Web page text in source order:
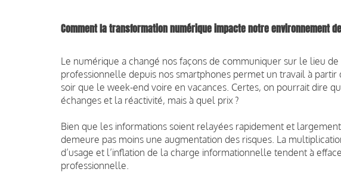
Comment la transformation numérique impacte notre environnement
Le numérique a changé nos façons de communiquer sur le lieu de
professionnelle depuis nos smartphones permet un travail à
soir que le week-end voire en vacances. Certes, on pourrait dire
échanges et la réactivité, mais à quel prix ?
Bien que les informations soient relayées rapidement et
demeure pas moins une augmentation des risques. La
d’usage et l’inflation de la charge informationnelle tendent à
professionnelle.